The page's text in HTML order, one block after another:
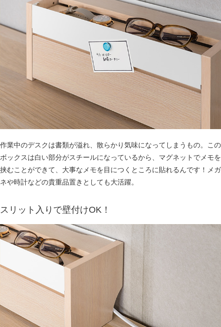
作業中のデスクは書類が溢れ、散らかり気味になってしまうもの。この
ボックスは白い部分がスチールになっているから、マグネットでメモを
挟むことができて、大事なメモを目につくところに貼れるんです！メガ
ネや時計などの貴重品置きとしても大活躍。
スリット入りで壁付けOK！